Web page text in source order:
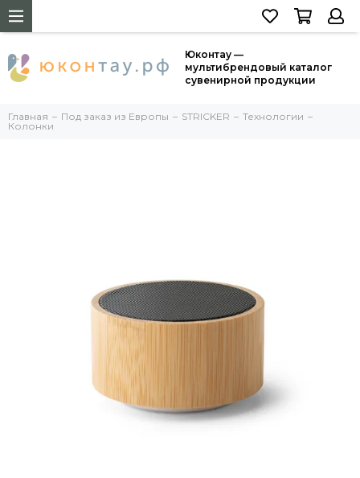
Юконтау —
мультибрендовый каталог
сувенирной продукции
Главная Под заказ из Европы STRICKER
Технологии
Колонки